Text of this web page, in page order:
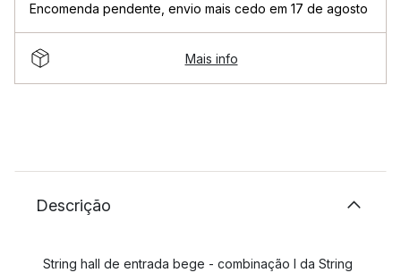
Encomenda pendente envio mais cedo em 17 de agosto
Mais info
Descrição
String hall de entrada bege - combinação I da String